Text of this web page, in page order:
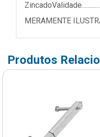
MERAMENTE
Produtos